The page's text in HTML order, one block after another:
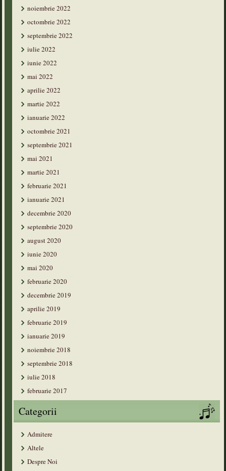
noiembrie 2022
octombrie 2022
septembrie 2022
iulie 2022
iunie 2022
mai 2022
aprilie 2022
martie 2022
ianuarie 2022
octombrie 2021
septembrie 2021
mai 2021
martie 2021
februarie 2021
ianuarie 2021
decembrie 2020
septembrie 2020
august 2020
iunie 2020
mai 2020
februarie 2020
decembrie 2019
aprilie 2019
februarie 2019
ianuarie 2019
noiembrie 2018
septembrie 2018
iulie 2018
februarie 2017
Categorii
Admitere
Altele
Despre Noi